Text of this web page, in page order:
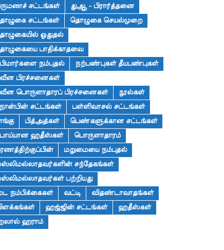
சட்டங்கள்
துஆ - பிரார்த்தனை
சட்டங்கள்
தொழுகை செயல்முறை
ஓதுதல்
பாதிக்காதவை
நம்புதல்
நற்பண்புகள் தீயபண்புகள்
பிரச்சனைகள்
பொருளாதாரப் பிரச்சனைகள்
நூல்கள்
சட்டங்கள்
பள்ளிவாசல் சட்டங்கள்
பித்அத்கள்
பெண்களுக்கான சட்டங்கள்
ஹதீஸ்கள்
பொருளாதாரம்
மறுமையை நம்புதல்
சந்தேகங்கள்
பற்றியது
நம்பிக்கைகள்
வட்டி
விதண்டாவாதங்கள்
ஹஜ்ஜின் சட்டங்கள்
ஹதீஸ்கள்
ஹராம்